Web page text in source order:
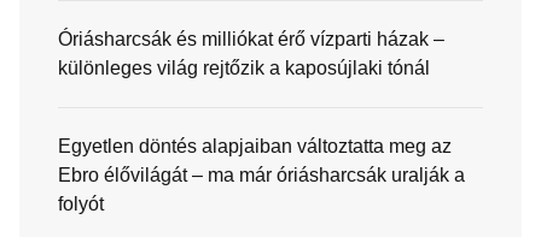
Óriásharcsák és milliókat érő vízparti házak –
különleges világ rejtőzik a kaposújlaki tónál
Egyetlen döntés alapjaiban változtatta meg az
Ebro élővilágát – ma már óriásharcsák uralják a
folyót